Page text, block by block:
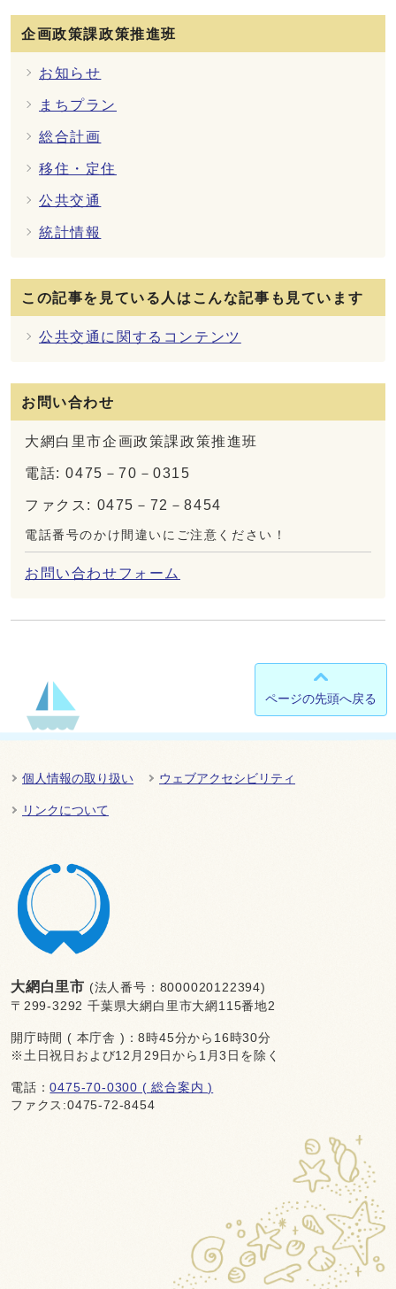
企画政策課政策推進班
お知らせ
まちプラン
総合計画
移住・定住
公共交通
統計情報
この記事を見ている人はこんな記事も見ています
公共交通に関するコンテンツ
お問い合わせ
大網白里市企画政策課政策推進班
電話: 0475－70－0315
ファクス: 0475－72－8454
電話番号のかけ間違いにご注意ください！
お問い合わせフォーム
ページの先頭へ戻る
個人情報の取り扱い ウェブアクセシビリティ
リンクについて
大網白里市 (法人番号：8000020122394)
〒299-3292 千葉県大網白里市大網115番地2
開庁時間 ( 本庁舎 )：8時45分から16時30分
※土日祝日および12月29日から1月3日を除く
電話：0475-70-0300 ( 総合案内 )
ファクス:0475-72-8454